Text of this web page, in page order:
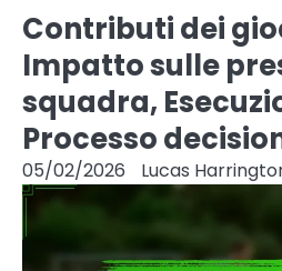
Contributi dei
Impatto sulle
squadra,
Processo
05/02/2026 Lucas